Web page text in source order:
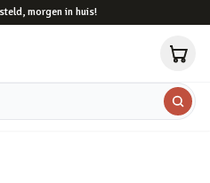
morgen in huis!